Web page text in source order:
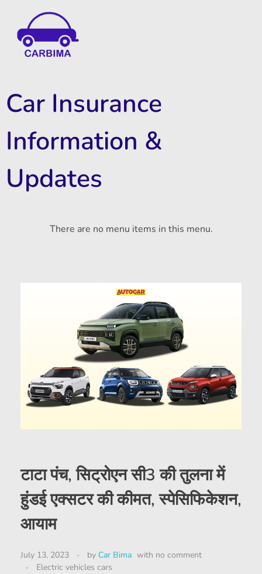
Car Insurance
Information &
Updates
There are no menu items in this menu.
टाटा पंच, सिट्रोएन सी3 की तुलना में
हुंडई एक्सटर की कीमत, स्पेसिफिकेशन,
आयाम
July 13, 2023 by Car Bima with no comment
Electric vehicles cars